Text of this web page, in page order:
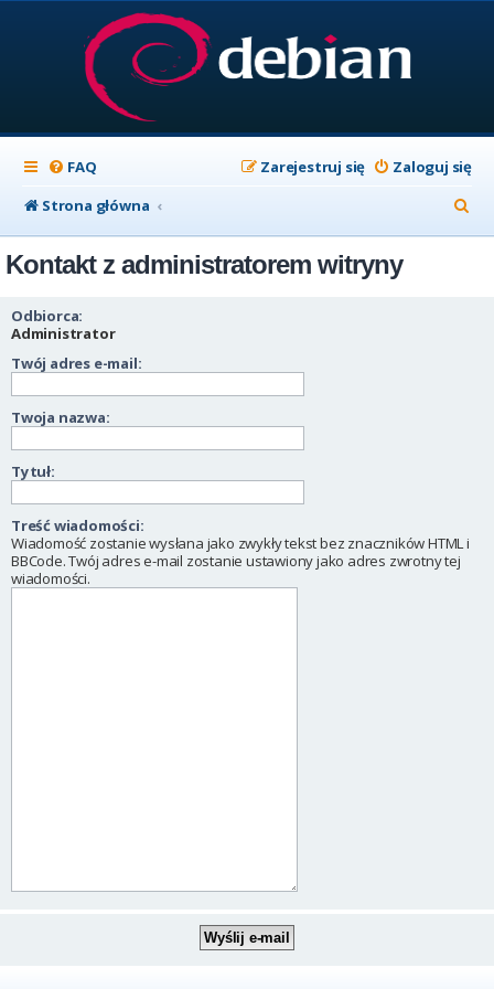
FAQ Zaloguj się
Zarejestruj się
Strona główna
z
Kontakt z administratorem witryny
Odbiorca:
Administrator
Twój adres e-mail:
Twoja nazwa:
Tytuł:
Treść wiadomości:
Wiadomość zostanie wysłana jako zwykły tekst bez znaczników HTML i
BBCode. Twój adres e-mail zostanie ustawiony jako adres zwrotny tej
wiadomości.